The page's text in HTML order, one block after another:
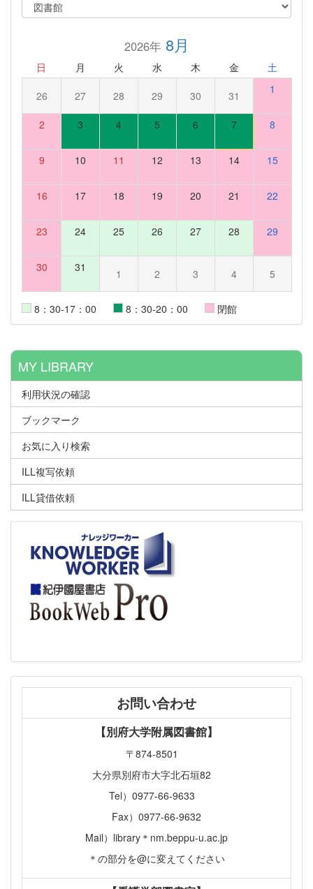
2026年8月
日 月 火 水 木 金 土
26 27 28 29 30 31 1
2 3 4 5 6 7 8
9 10 11 12 13 14 15
16 17 18 19 20 21 22
23 24 25 26 27 28 29
30 31 1 2 3 4 5
8：30-17：00 8：30-20：00 閉館
MY LIBRARY
利用状況の確認
ブックマーク
お気に入り検索
ILL複写依頼
ILL貸借依頼
お問い合わせ
【別府大学附属図書館】
〒874-8501
大分県別府市大字北石垣82
Tel）0977-66-9633
Fax）0977-66-9632
Mail）library＊nm.beppu-u.ac.jp
＊の部分を@に変えてください